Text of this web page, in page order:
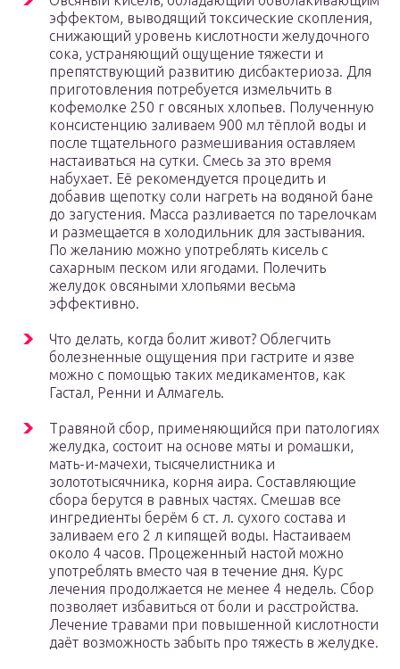
эффектом, выводящий токсические скопления,
снижающий уровень кислотности желудочного
сока, устраняющий ощущение тяжести и
препятствующий развитию дисбактериоза. Для
приготовления потребуется измельчить в
кофемолке 250 г овсяных хлопьев. Полученную
консистенцию заливаем 900 мл тёплой воды и
после тщательного размешивания оставляем
настаиваться на сутки. Смесь за это время
набухает. Её рекомендуется процедить и
добавив щепотку соли нагреть на водяной бане
до загустения. Масса разливается по тарелочкам
и размещается в холодильник для застывания.
По желанию можно употреблять кисель с
сахарным песком или ягодами. Полечить
желудок овсяными хлопьями весьма
эффективно.
Что делать, когда болит живот? Облегчить
болезненные ощущения при гастрите и язве
можно с помощью таких медикаментов, как
Гастал, Ренни и Алмагель.
Травяной сбор, применяющийся при патологиях
желудка, состоит на основе мяты и ромашки,
мать-и-мачехи, тысячелистника и
золототысячника, корня аира. Составляющие
сбора берутся в равных частях. Смешав все
ингредиенты берём 6 ст. л. сухого состава и
заливаем его 2 л кипящей воды. Настаиваем
около 4 часов. Процеженный настой можно
употреблять вместо чая в течение дня. Курс
лечения продолжается не менее 4 недель. Сбор
позволяет избавиться от боли и расстройства.
Лечение травами при повышенной кислотности
даёт возможность забыть про тяжесть в желудке.